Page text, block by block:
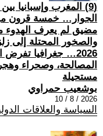
(9) المغرب وإسبانيا
الجوار… خمسة قرون
مضيق لم يعرف الهدوء
والصخور المحتلة إلى
2026… جغرافيا
المصالحة، وصحراء
مستحيلة
بوشعيب حمراوي
2026 / 8 / 10
السياسة والعلاقات